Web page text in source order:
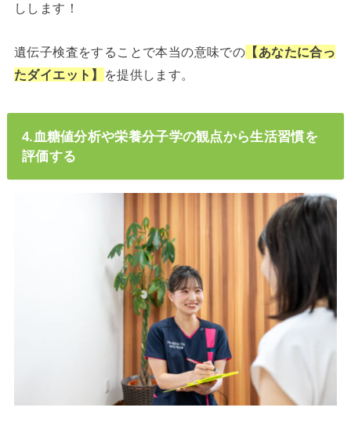
しします！
遺伝子検査をすることで本当の意味での 【あなたに合っ
たダイエット】
を提供します。
4.血糖値分析や栄養分子学の観点から生活習慣を
評価する